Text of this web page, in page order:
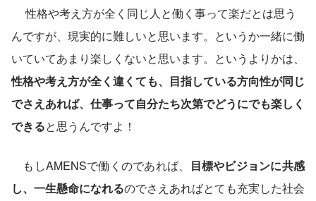
性格や考え方が全く同じ人と働く事って楽だとは思う
んですが、現実的に難しいと思います。というか一緒に働
いていてあまり楽しくないと思います。というよりかは、
性格や考え方が全く違くても、目指している方向性が同じ
でさえあれば、仕事って自分たち次第でどうにでも楽しく
できると思うんですよ！
もしAMENSで働くのであれば、
目標やビジョンに共感
し、一生懸命になれるのでさえあればとても充実した社会